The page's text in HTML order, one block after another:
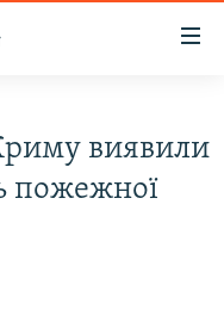
виявили
пожежної